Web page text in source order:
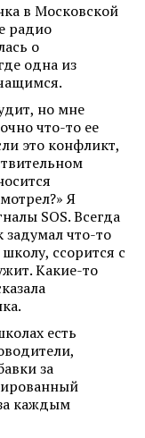
в Московской
радио
о
одна из
но мне
что-то ее
это конфликт,
Я
SOS. Всегда
задумал что-то
ссорится с
Какие-то
есть
за
каждым